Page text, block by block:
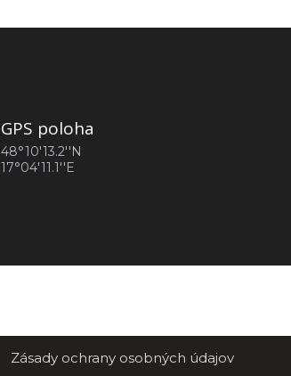
GPS poloha
48°10'13.2''N
17°04'11.1''E
Zásady ochrany osobných údajov